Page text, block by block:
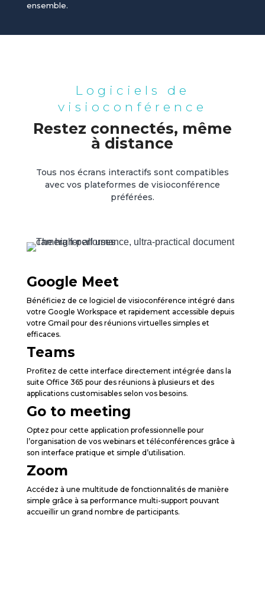
ensemble.
Logiciels de
visioconférence
Restez connectés, même
à distance
Tous nos écrans interactifs sont compatibles
avec vos plateformes de visioconférence
préférées.
Google Meet
Bénéficiez de ce logiciel de visioconférence intégré dans
votre Google Workspace et rapidement accessible depuis
votre Gmail pour des réunions virtuelles simples et
efficaces.
Teams
Profitez de cette interface directement intégrée dans la
suite Office 365 pour des réunions à plusieurs et des
applications customisables selon vos besoins.
Go to meeting
Optez pour cette application professionnelle pour
l’organisation de vos webinars et téléconférences grâce à
son interface pratique et simple d’utilisation.
Zoom
Accédez à une multitude de fonctionnalités de manière
simple grâce à sa performance multi-support pouvant
accueillir un grand nombre de participants.